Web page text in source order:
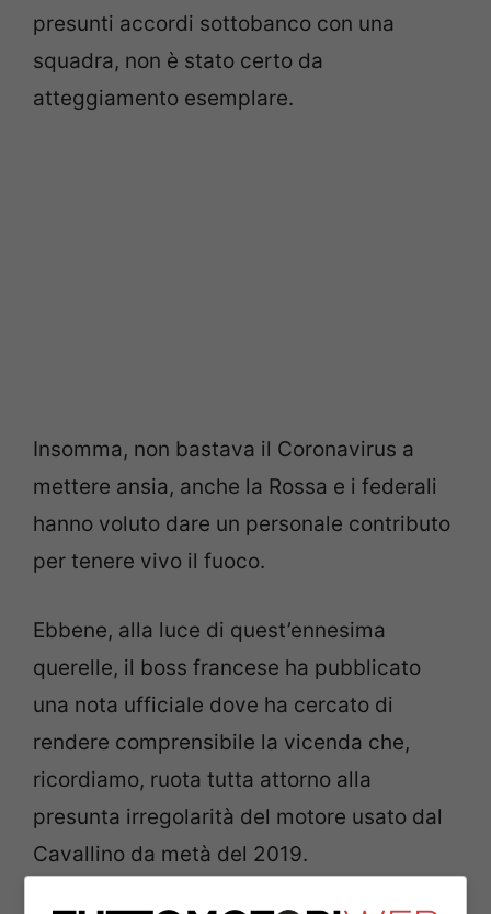
presunti accordi sottobanco con una
squadra, non è stato certo da
atteggiamento esemplare.
Insomma, non bastava il Coronavirus a
mettere ansia, anche la Rossa e i federali
hanno voluto dare un personale contributo
per tenere vivo il fuoco.
Ebbene, alla luce di quest’ennesima
querelle, il boss francese ha pubblicato
una nota ufficiale dove ha cercato di
rendere comprensibile la vicenda che,
ricordiamo, ruota tutta attorno alla
presunta irregolarità del motore usato dal
Cavallino da metà del 2019.